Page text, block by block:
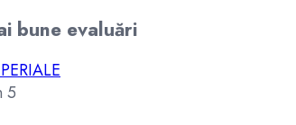
bune evaluări
5